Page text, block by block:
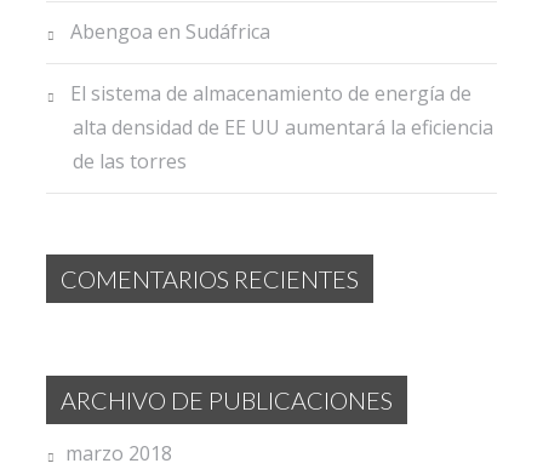
Abengoa en Sudáfrica
El sistema de almacenamiento de energía de
alta densidad de EE UU aumentará la eficiencia
de las torres
COMENTARIOS RECIENTES
ARCHIVO DE PUBLICACIONES
marzo 2018